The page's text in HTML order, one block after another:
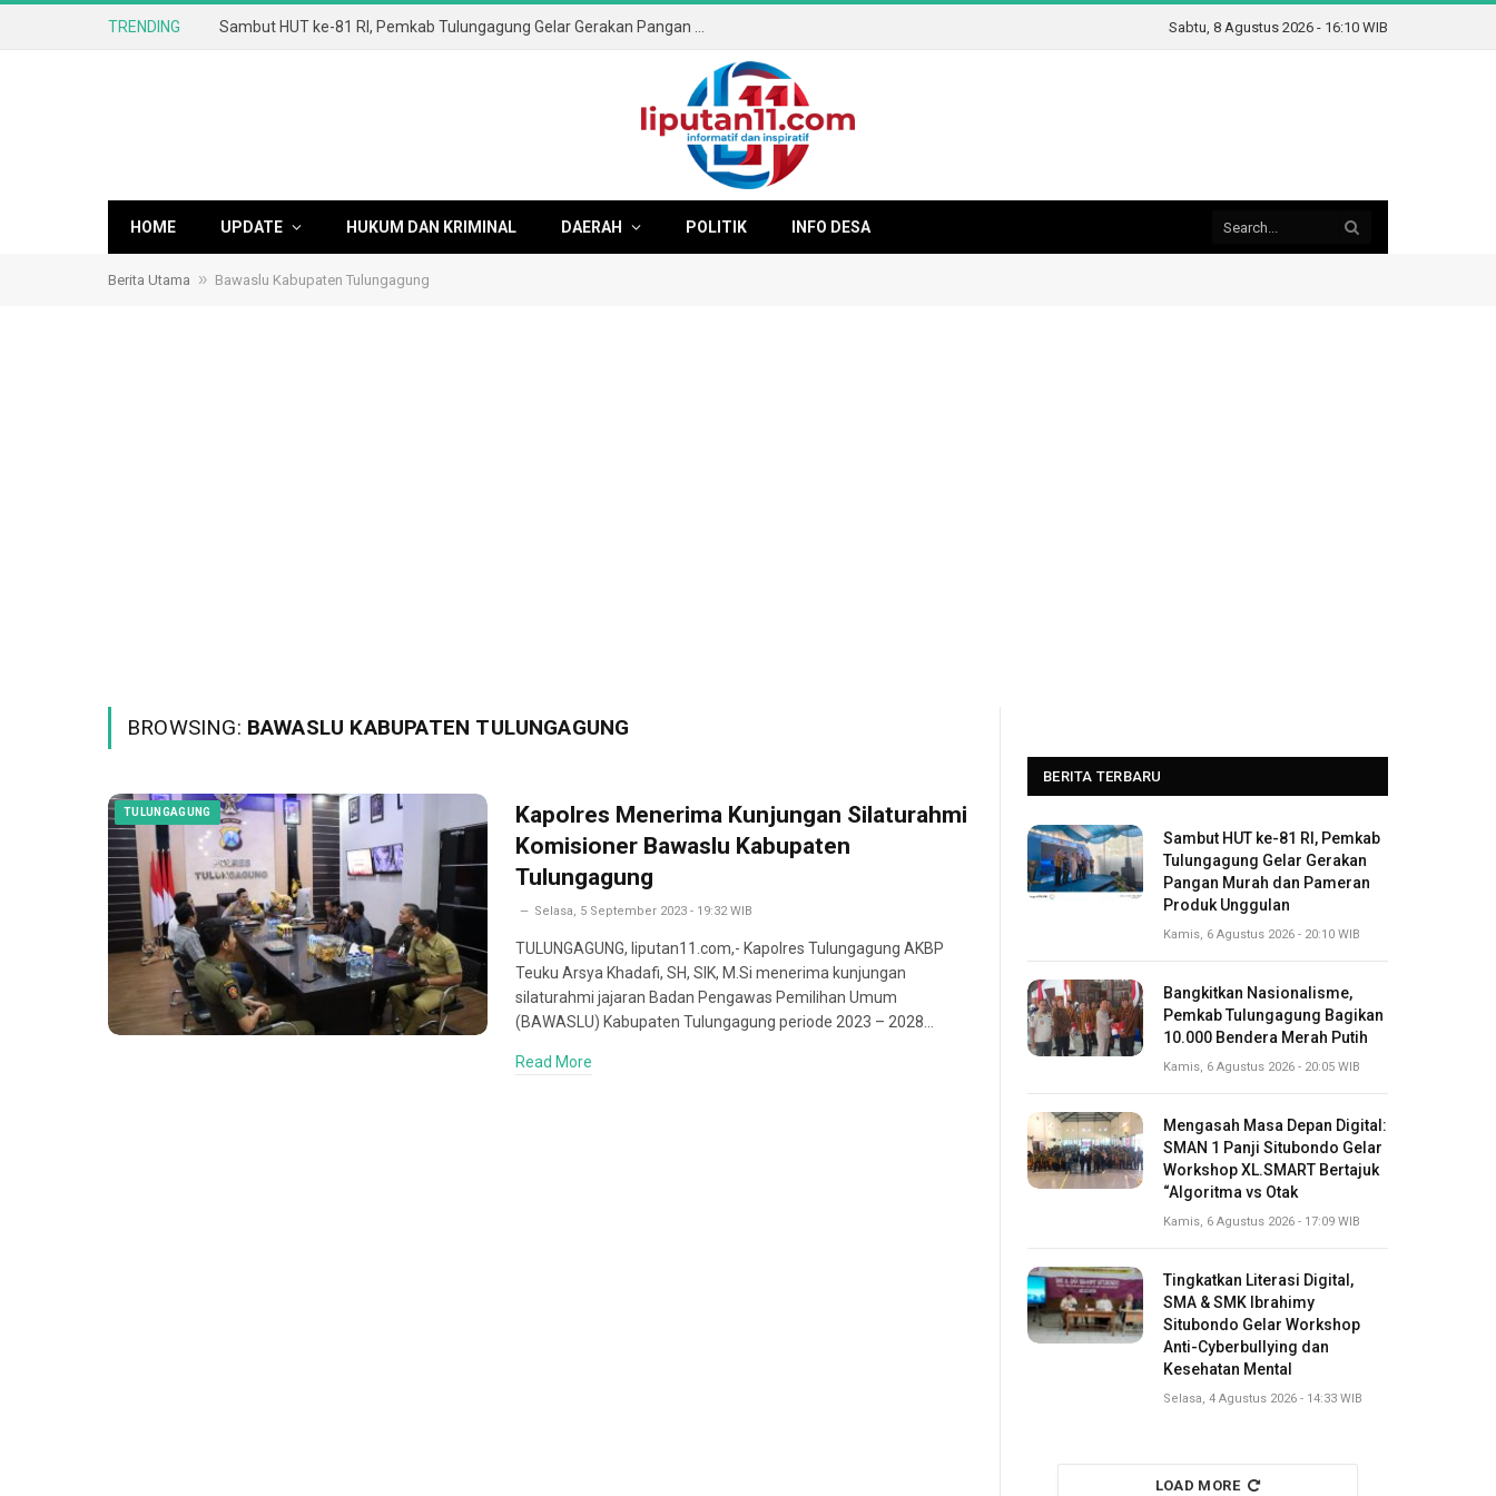
TRENDING Sabtu, 8 Agustus 2026 - 16:10 WIB
HOME UPDATE HUKUM DAN KRIMINAL DAERAH POLITIK INFO DESA
Berita Utama » Bawaslu Kabupaten Tulungagung
BROWSING: BAWASLU KABUPATEN TULUNGAGUNG
TULUNGAGUNG
Kapolres Menerima Kunjungan Silaturahmi
Komisioner Bawaslu Kabupaten
Tulungagung
Selasa, 5 September 2023 - 19:32 WIB
TULUNGAGUNG, liputan11.com,- Kapolres Tulungagung AKBP
Teuku Arsya Khadafi, SH, SIK, M.Si menerima kunjungan
silaturahmi jajaran Badan Pengawas Pemilihan Umum
(BAWASLU) Kabupaten Tulungagung periode 2023 – 2028…
Read More
BERITA TERBARU
Sambut HUT ke-81 RI, Pemkab
Tulungagung Gelar Gerakan
Pangan Murah dan Pameran
Produk Unggulan
Kamis, 6 Agustus 2026 - 20:10 WIB
Bangkitkan Nasionalisme,
Pemkab Tulungagung Bagikan
10.000 Bendera Merah Putih
Kamis, 6 Agustus 2026 - 20:05 WIB
Mengasah Masa Depan Digital:
SMAN 1 Panji Situbondo Gelar
Workshop XL.SMART Bertajuk
“Algoritma vs Otak
Kamis, 6 Agustus 2026 - 17:09 WIB
Tingkatkan Literasi Digital,
SMA & SMK Ibrahimy
Situbondo Gelar Workshop
Anti-Cyberbullying dan
Kesehatan Mental
Selasa, 4 Agustus 2026 - 14:33 WIB
LOAD MORE